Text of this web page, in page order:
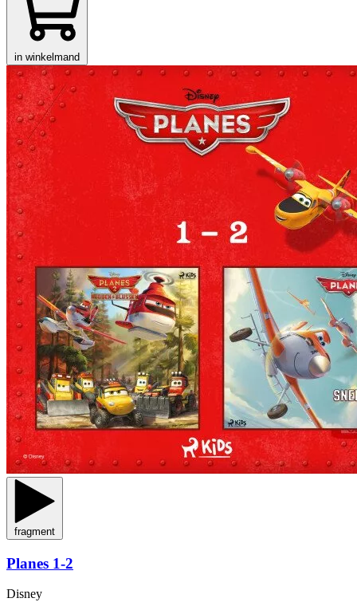
in winkelmand
fragment
Planes 1-2
Disney